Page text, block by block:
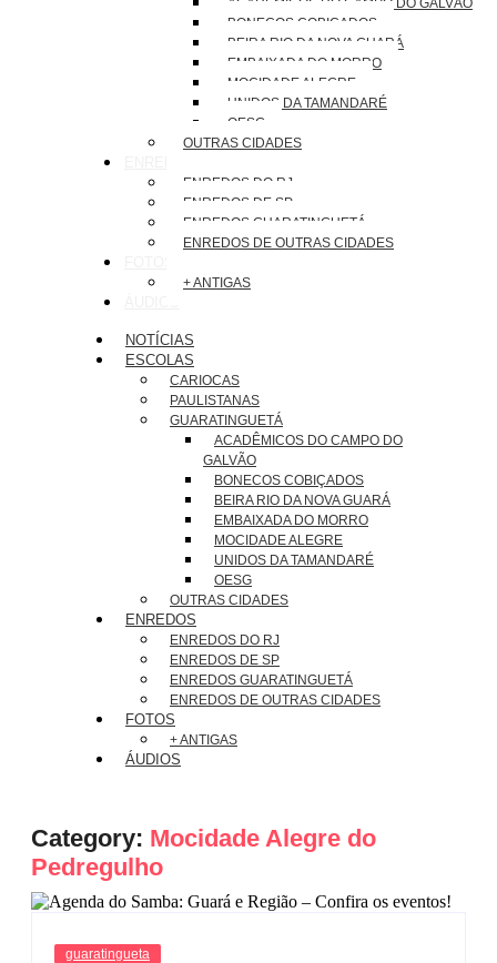
BONECOS COBIÇADOS
BEIRA RIO DA NOVA GUARÁ
EMBAIXADA DO MORRO
MOCIDADE ALEGRE
UNIDOS DA TAMANDARÉ
OESG
OUTRAS CIDADES
ENREDOS DO RJ
ENREDOS DE SP
ENREDOS GUARATINGUETÁ
ENREDOS DE OUTRAS CIDADES
+ ANTIGAS
NOTÍCIAS
ESCOLAS
CARIOCAS
PAULISTANAS
GUARATINGUETÁ
ACADÊMICOS DO CAMPO DO
GALVÃO
BONECOS COBIÇADOS
BEIRA RIO DA NOVA GUARÁ
EMBAIXADA DO MORRO
MOCIDADE ALEGRE
UNIDOS DA TAMANDARÉ
OESG
OUTRAS CIDADES
ENREDOS
ENREDOS DO RJ
ENREDOS DE SP
ENREDOS GUARATINGUETÁ
ENREDOS DE OUTRAS CIDADES
FOTOS
+ ANTIGAS
ÁUDIOS
Category: Mocidade Alegre do
Pedregulho
guaratingueta